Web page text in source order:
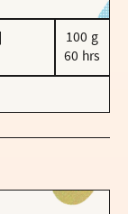
100 g
60 hrs